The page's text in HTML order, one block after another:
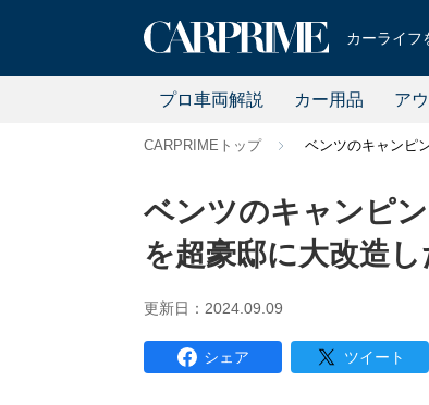
カーライフ
プロ車両解説 カー用品 ア
CARPRIMEトップ ベンツのキャンピ
ベンツのキャンピ
を超豪邸に大改造
更新日：2024.09.09
シェア ツイート